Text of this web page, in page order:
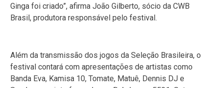
Ginga foi criado”, afirma João Gilberto, sócio da CWB
Brasil, produtora responsável pelo festival.
Além da transmissão dos jogos da Seleção Brasileira, o
festival contará com apresentações de artistas como
Banda Eva, Kamisa 10, Tomate, Matuê, Dennis DJ e